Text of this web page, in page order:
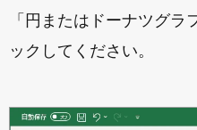
「円またはドーナツグラ
ックしてください。